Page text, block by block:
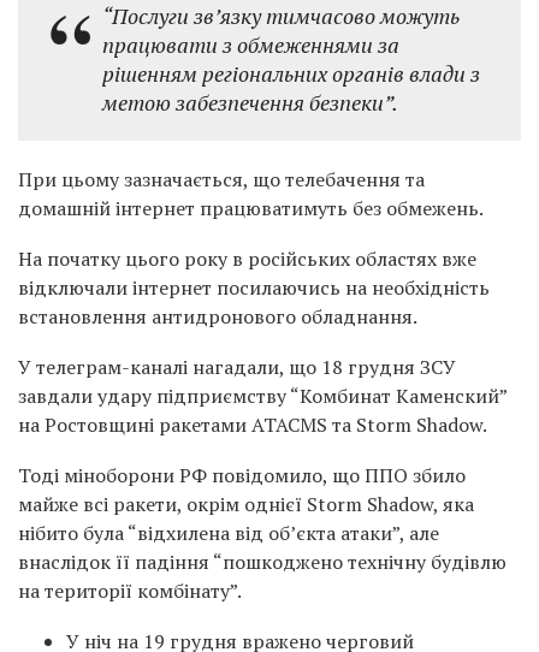
“Послуги зв’язку тимчасово можуть
працювати з обмеженнями за
рішенням регіональних органів влади з
метою забезпечення безпеки”.
При цьому зазначається, що телебачення та
домашній інтернет працюватимуть без обмежень.
На початку цього року в російських областях вже
відключали інтернет посилаючись на необхідність
встановлення антидронового обладнання.
У телеграм-каналі нагадали, що 18 грудня ЗСУ
завдали удару підприємству “Комбинат Каменский”
на Ростовщині ракетами ATACMS та Storm Shadow.
Тоді міноборони РФ повідомило, що ППО збило
майже всі ракети, окрім однієї Storm Shadow, яка
нібито була “відхилена від об’єкта атаки”, але
внаслідок її падіння “пошкоджено технічну будівлю
на території комбінату”.
У ніч на 19 грудня вражено черговий